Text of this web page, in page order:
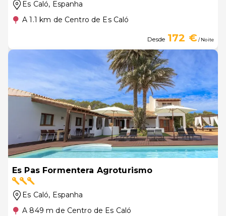
Es Caló, Espanha
A 1.1 km de Centro de Es Caló
Desde 172 €/ Noite
Es Pas Formentera Agroturismo
Es Caló, Espanha
A 849 m de Centro de Es Caló